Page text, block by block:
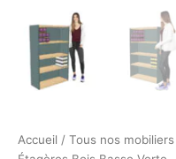
Accueil / Tous nos mobiliers